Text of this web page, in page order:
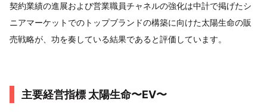
契約業績の進展および営業職員チャネルの強化は中計で掲げたシ
ニアマーケットでのトップブランドの構築に向けた太陽生命の販
売戦略が、功を奏している結果であると評価しています。
主要経営指標 太陽生命〜EV〜